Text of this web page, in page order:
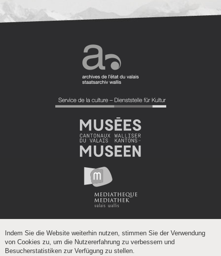
Indem Sie die Website weiterhin nutzen, stimmen Sie der Verwendung
von Cookies zu, um die Nutzererfahrung zu verbessern und
Besucherstatistiken zur Verfügung zu stellen.